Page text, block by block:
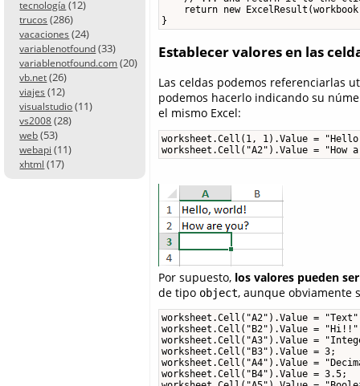
tecnología (12)
trucos (286)
vacaciones (24)
variablenotfound (33)
variablenotfound.com (20)
vb.net (26)
viajes (12)
visualstudio (11)
vs2008 (28)
web (53)
webapi (11)
xhtml (17)
return new
}
Establecer valores en las
Las celdas podemos referenciarlas
podemos hacerlo indicando su
el mismo Excel:
worksheet.Cell(1, 1).Value =
worksheet.Cell("A2").Value = "How
Por supuesto, los valores pueden
de tipo object, aunque obviamente
worksheet.Cell("A2").Value =
worksheet.Cell("B2").Value =
worksheet.Cell("A3").Value =
worksheet.Cell("B3").Value = 3;
worksheet.Cell("A4").Value =
worksheet.Cell("B4").Value = 3.5;